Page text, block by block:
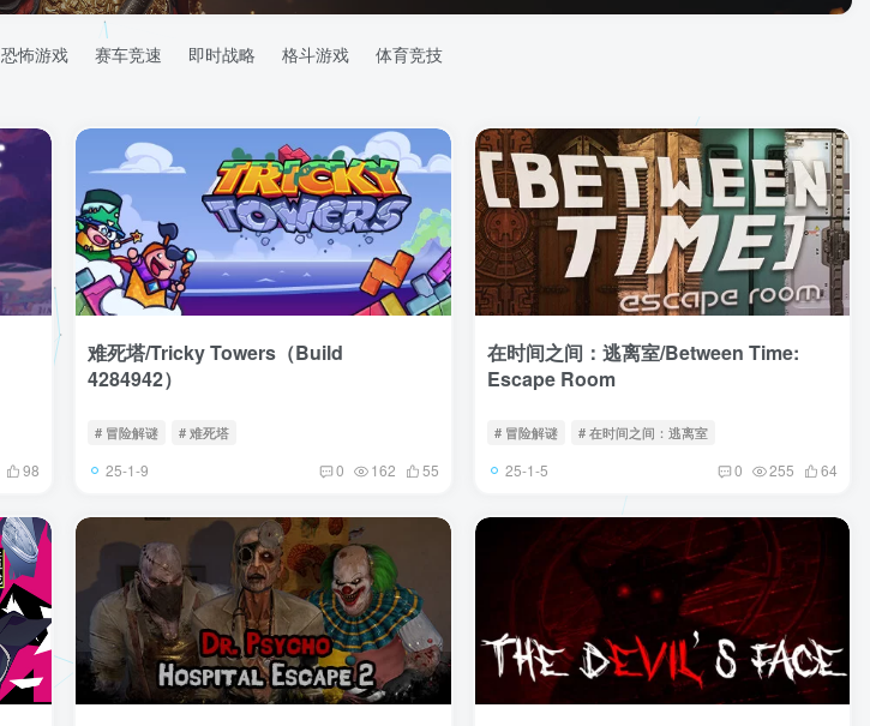
恐怖游戏 赛车竞速 即时战略 格斗游戏
体育竞技
98
难死塔/Tricky Towers（Build
4284942）
# 冒险解谜 # 难死塔
25-1-9 0 162 55
在时间之间：逃离室/Between Time:
Escape Room
# 冒险解谜 # 在时间之间：逃离室
25-1-5 0 255 64